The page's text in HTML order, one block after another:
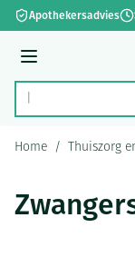
Ga naar de inhoud
Apothekersadvies
Menu
Product, merk,
Home / Thuiszorg